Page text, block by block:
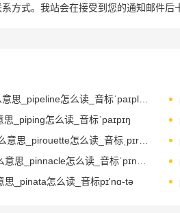
系方式。我站会在接受到您的通知邮件后
pipeline是什么意思_pipeline怎么读_音标ˈpaɪplaɪn
_piping怎么读_音标ˈpaɪpɪŋ
pirouette是什么意思_pirouette怎么读_音标ˌpɪruˈet
思_pinata怎么读_音标pɪ'nɑ-tə